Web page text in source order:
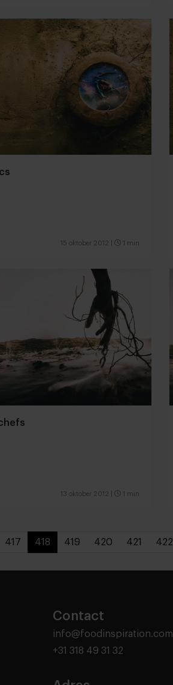
15 oktober 2012 1 min
13 oktober 2012 1 min
417 418 419 420 421 422
Contact
info@foodinspiration.com
+31 318 49 31 32